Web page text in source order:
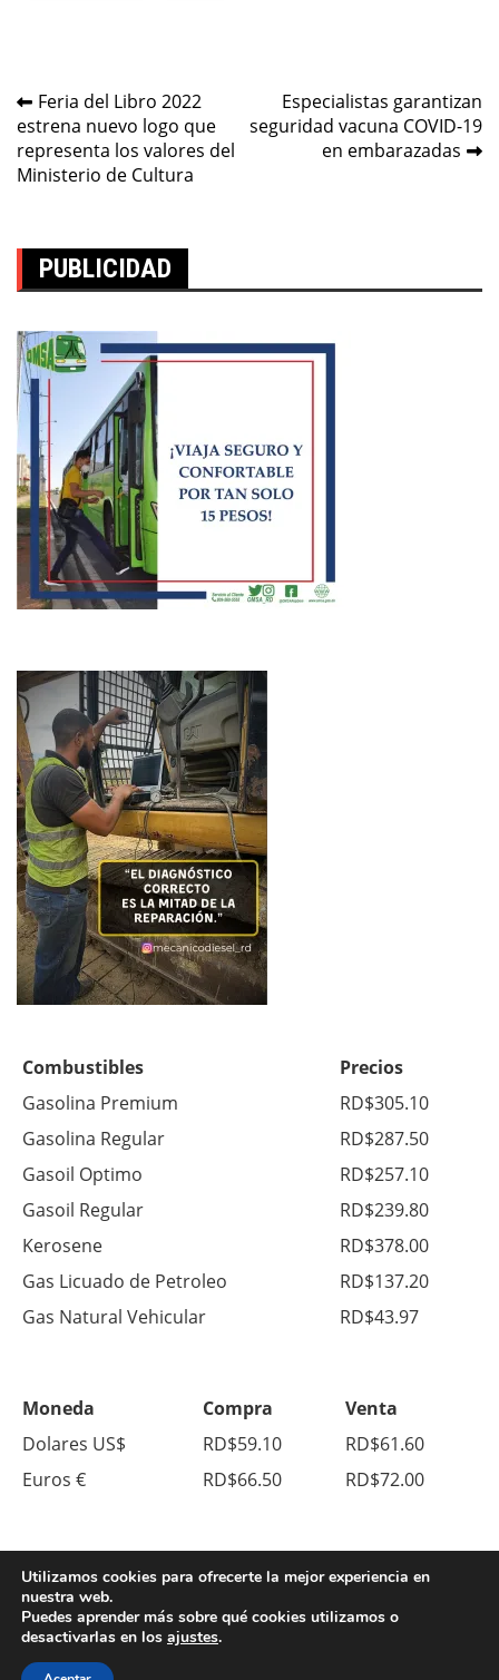
Navegación
de
entradas
Feria del Libro 2022
estrena nuevo logo que
representa los valores del
Ministerio de Cultura
Especialistas garantizan
seguridad vacuna COVID-19
en embarazadas
PUBLICIDAD
Combustibles
Precios
Gasolina Premium
RD$305.10
Gasolina Regular
RD$287.50
Gasoil Optimo
RD$257.10
Gasoil Regular
RD$239.80
Kerosene
RD$378.00
Gas Licuado de Petroleo
RD$137.20
Gas Natural Vehicular
RD$43.97
Moneda Compra
Venta
Dolares US$
RD$59.10
RD$61.60
Euros €
RD$66.50 RD$72.00
© Copyright 2026. All Right Reserved.
Utilizamos cookies para ofrecerte la mejor experiencia en
nuestra web.
Puedes aprender más sobre qué cookies utilizamos o
desactivarlas en los ajustes.